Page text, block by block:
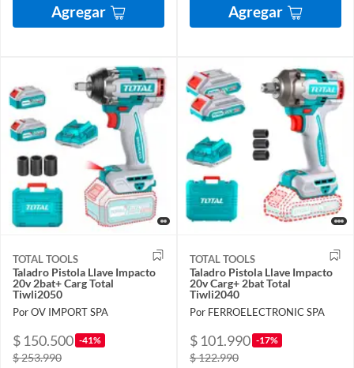
Agregar Agregar
TOTAL TOOLS
Taladro Pistola Llave Impacto
20v 2bat+ Carg Total
Tiwli2050
Por OV IMPORT SPA
$ 150.500 -41%
$ 253.990
TOTAL TOOLS
Taladro Pistola Llave Impacto
20v Carg+ 2bat Total
Tiwli2040
Por FERROELECTRONIC SPA
$ 101.990 -17%
$ 122.990